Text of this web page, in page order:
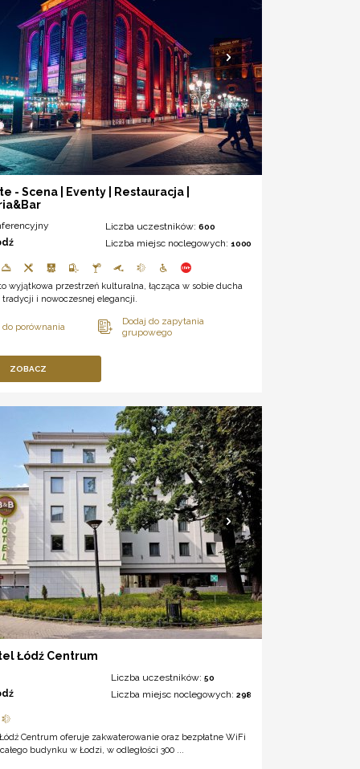
- Scena | Eventy | Restauracja |
Liczba uczestników:600
Liczba miejsc noclegowych:1000
wyjątkowa przestrzeń kulturalna, łącząca w sobie ducha
tradycji i nowoczesnej elegancji.
ZOBACZ
Łódź Centrum
Liczba uczestników: 50
Liczba miejsc noclegowych: 298
Centrum oferuje zakwaterowanie oraz bezpłatne WiFi
budynku w Łodzi, w odległości 300 ...